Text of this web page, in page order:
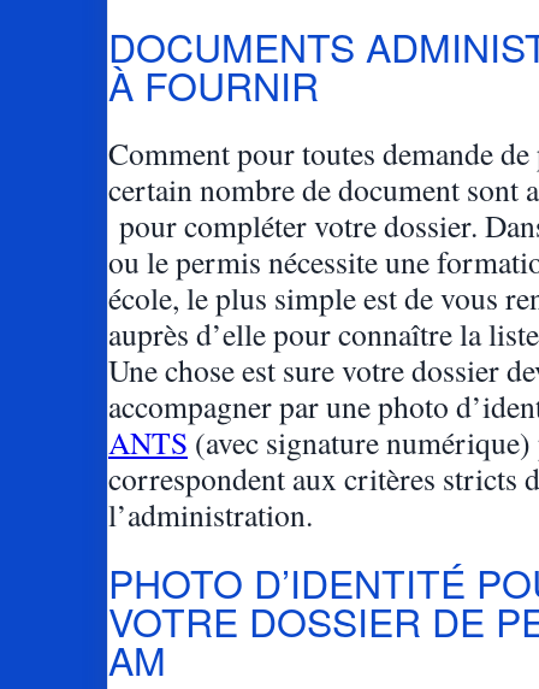
DOCUMENTS
À FOURNIR
Comment pour toutes demande
certain nombre de document sont
pour compléter votre dossier.
ou le permis nécessite une
école, le plus simple est de vous
auprès d’elle pour connaître la
Une chose est sure votre dossier
accompagner par une photo
ANTS (avec signature
correspondent aux critères stricts
l’administration.
PHOTO D’IDENTITÉ
VOTRE DOSSIER DE
AM